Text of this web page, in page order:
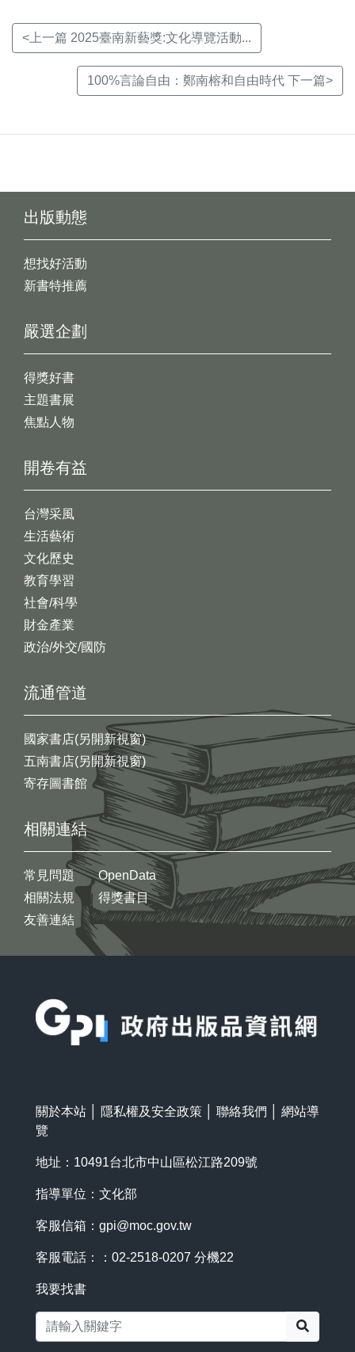
<上一篇 2025臺南新藝獎:文化導覽活動...
100%言論自由：鄭南榕和自由時代 下一篇>
出版動態
想找好活動
新書特推薦
開卷有益
台灣采風
生活藝術
文化歷史
教育學習
社會/科學
財金產業
政治/外交/國防
嚴選企劃
得獎好書
主題書展
焦點人物
流通管道
國家書店(另開新視窗)
五南書店(另開新視窗)
寄存圖書館
相關連結
常見問題
相關法規
友善連結
OpenData
得獎書目
關於本站 隱私權及安全政策 聯絡我們
網站導
覽
地址：10491台北市中山區松江路209號
指導單位：文化部
客服信箱： gpi@moc.gov.tw
客服電話：：02-2518-0207 分機22
我要找書